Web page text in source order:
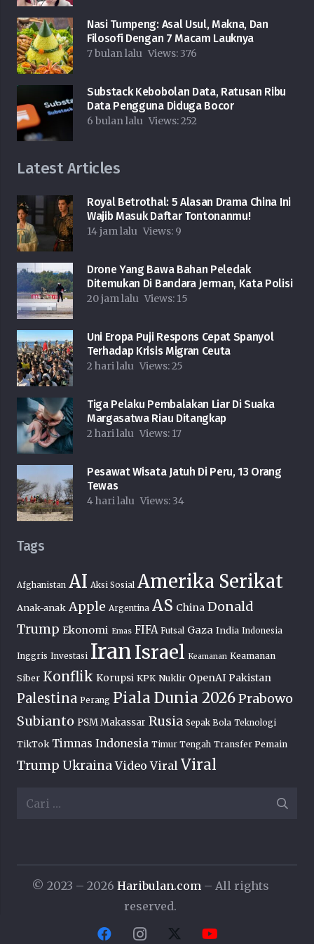
Nasi Tumpeng: Asal Usul, Makna, Dan
Filosofi Dengan 7 Macam Lauknya
7 bulan lalu Views: 376
Substack Kebobolan Data, Ratusan Ribu
Data Pengguna Diduga Bocor
6 bulan lalu Views:252
Latest Articles
Royal Betrothal: 5 Alasan Drama China Ini
Wajib Masuk Daftar Tontonanmu!
14 jam lalu Views: 9
Drone Yang Bawa Bahan Peledak
Ditemukan Di Bandara Jerman, Kata Polisi
20 jam lalu Views: 15
Uni Eropa Puji Respons Cepat Spanyol
Terhadap Krisis Migran Ceuta
2 hari lalu Views:25
Tiga Pelaku Pembalakan Liar Di Suaka
Margasatwa Riau Ditangkap
2 hari lalu Views: 17
Pesawat Wisata Jatuh Di Peru, 13 Orang
Tewas
4 hari lalu Views: 34
Tags
Afghanistan AI Aksi Sosial Amerika Serikat
Anak-anak Apple Argentina AS China Donald
Trump Ekonomi Emas FIFA Futsal Gaza India Indonesia
Inggris Investasi IranIsrael Keamanan Keamanan
Siber Konflik Korupsi KPK Nuklir OpenAI Pakistan
Palestina Perang Piala Dunia 2026Prabowo
Subianto PSM Makassar Rusia Sepak Bola Teknologi
TikTok Timnas Indonesia Timur Tengah Transfer Pemain
Trump Ukraina Video Viral Viral
Cari
© 2023 – 2026 Haribulan.com– All rights
reserved.